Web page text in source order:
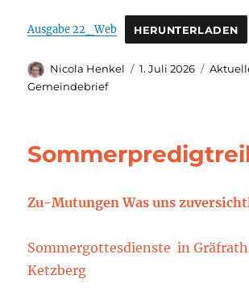
Ausgabe 22_Web HERUNTERLADEN
Autor
Nicola Henkel
Veröffentlicht
1. Juli 2026
Gemeindebrief
Zu-Mutungen Was uns
Sommergottesdienste in
Ketzberg